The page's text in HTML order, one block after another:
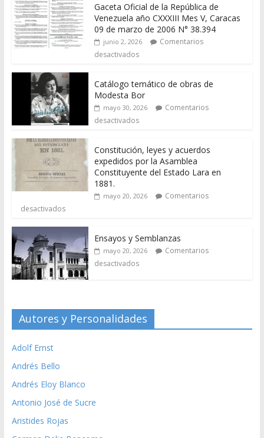
Gaceta Oficial de la República de
Venezuela año CXXXIII Mes V, Caracas
09 de marzo de 2006 N° 38.394
junio 2, 2026
Comentarios
desactivados
Catálogo temático de obras de
Modesta Bor
mayo 30, 2026
Comentarios
desactivados
Constitución, leyes y acuerdos
expedidos por la Asamblea
Constituyente del Estado Lara en
1881.
mayo 20, 2026
Comentarios
desactivados
Ensayos y Semblanzas
mayo 20, 2026
Comentarios
desactivados
Autores y Personalidades
Adolf Ernst
Andrés Bello
Andrés Eloy Blanco
Antonio José de Sucre
Aristides Rojas